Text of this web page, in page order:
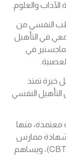
الآداب والعلوم.
النفسي من
في التأهيل
في
خبرة تمتد
مجال التأهيل النفسي
منها
ممارس
العلاج المعرفي السلوكي (CBT)، ويساهم